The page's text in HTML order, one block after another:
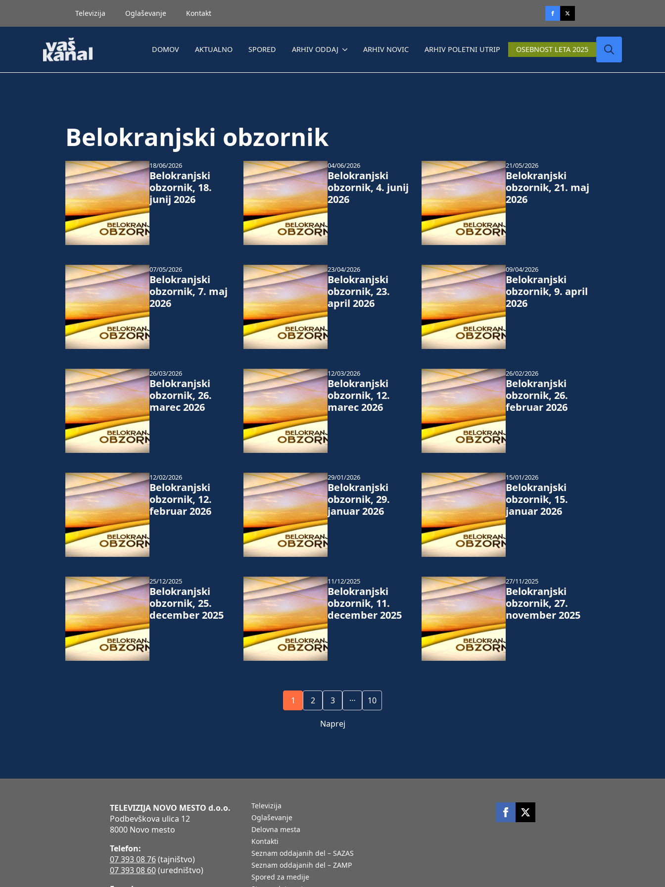
Televizija Oglaševanje Kontakt
DOMOV AKTUALNO SPORED ARHIV ODDAJ ARHIV NOVIC ARHIV POLETNI UTRIP OSEBNOST LETA 2025
Belokranjski obzornik
Belokranjski
obzornik, 18.
junij 2026
18/06/2026
Belokranjski
obzornik, 4. junij
2026
04/06/2026
Belokranjski
obzornik, 21. maj
2026
21/05/2026
Belokranjski
obzornik, 7. maj
2026
07/05/2026
Belokranjski
obzornik, 23.
april 2026
23/04/2026
Belokranjski
obzornik, 9. april
2026
09/04/2026
Belokranjski
obzornik, 26.
marec 2026
26/03/2026
Belokranjski
obzornik, 12.
marec 2026
12/03/2026
Belokranjski
obzornik, 26.
februar 2026
26/02/2026
Belokranjski
obzornik, 12.
februar 2026
12/02/2026
Belokranjski
obzornik, 29.
januar 2026
29/01/2026
Belokranjski
obzornik, 15.
januar 2026
15/01/2026
Belokranjski
obzornik, 25.
december 2025
25/12/2025
Belokranjski
obzornik, 11.
december 2025
11/12/2025
Belokranjski
obzornik, 27.
november 2025
27/11/2025
1 2 3 … 10
Naprej
TELEVIZIJA NOVO MESTO d.o.o.
Podbevškova ulica 12
8000 Novo mesto
Telefon:
07 393 08 76(tajništvo)
07 393 08 60(uredništvo)
Televizija
Oglaševanje
Delovna mesta
Kontakti
Seznam oddajanih del – SAZAS
Seznam oddajanih del – ZAMP
Spored za medije